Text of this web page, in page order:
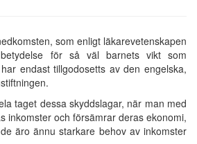
som enligt läkarevetenskapen
för så väl barnets vikt som
endast tillgodosetts av den engelska,
taget dessa skyddslagar, när man med
inkomster och försämrar deras ekonomi,
äro ännu starkare behov av inkomster